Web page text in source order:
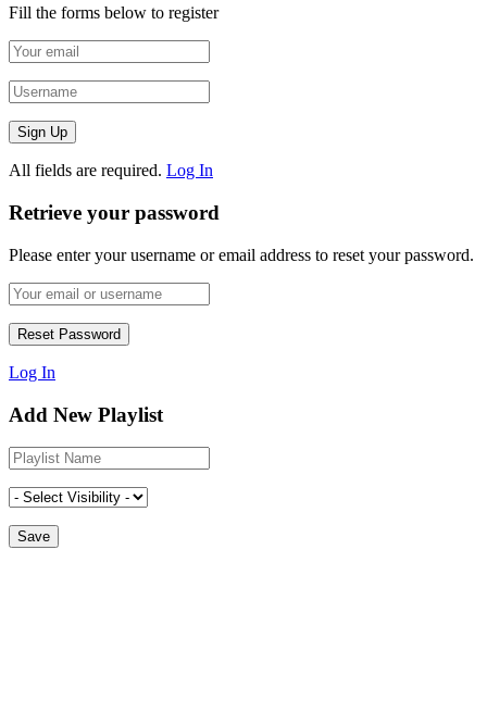
Fill the forms below to register
All fields are required. Log In
Retrieve your password
Please enter your username or email address to reset your password.
Log In
Add New Playlist